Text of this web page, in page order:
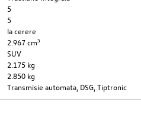
5
5
la cerere
2.967 cm³
SUV
2.175 kg
2.850 kg
Transmisie automata, DSG, Tiptronic